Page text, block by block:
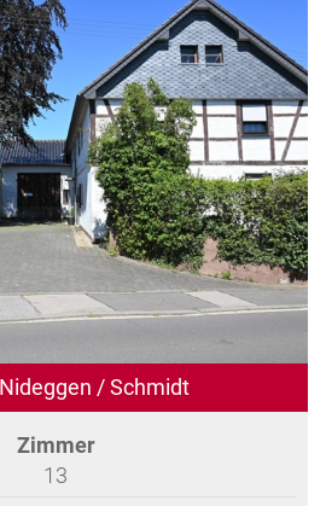
/ Schmidt
Zimmer
13